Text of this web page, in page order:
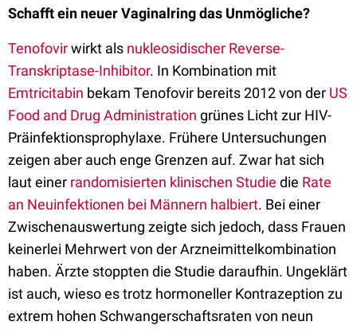
Schafft ein neuer Vaginalring das Unmögliche?
Tenofovirwirkt als nukleosidischer Reverse-
Transkriptase-Inhibitor. In Kombination mit
Emtricitabin bekam Tenofovir bereits 2012 von der US
Food and Drug Administration grünes Licht zur HIV-
Präinfektionsprophylaxe. Frühere Untersuchungen
zeigen aber auch enge Grenzen auf. Zwar hat sich
laut einer randomisierten klinischen Studie die Rate
an Neuinfektionen bei Männern halbiert. Bei einer
Zwischenauswertung zeigte sich jedoch, dass Frauen
keinerlei Mehrwert von der Arzneimittelkombination
haben. Ärzte stoppten die Studie daraufhin. Ungeklärt
ist auch, wieso es trotz hormoneller Kontrazeption zu
extrem hohen Schwangerschaftsraten von neun